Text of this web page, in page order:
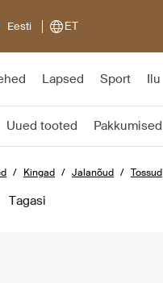
Eesti ET
Lapsed Sport Ilu
Uued tooted Pakkumised
Kingad Jalanõud Tossud
tagasi